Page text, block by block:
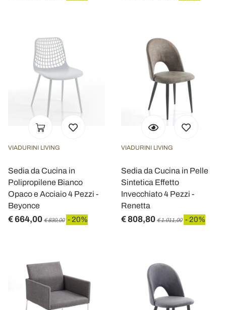
VIADURINI LIVING
Sedia da Cucina in
Polipropilene Bianco
Opaco e Acciaio 4 Pezzi -
Beyonce
€ 664,00 € 830,00 - 20%
VIADURINI LIVING
Sedia da Cucina in Pelle
Sintetica Effetto
Invecchiato 4 Pezzi -
Renetta
€ 808,80 € 1.011,00 - 20%